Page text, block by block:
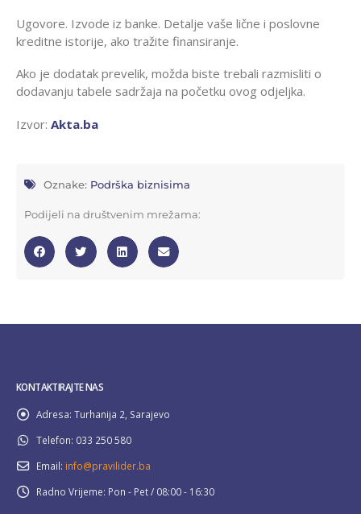
Ugovore. Izvode iz banke. Detalje vaše lične i poslovne
kreditne istorije, ako tražite finansiranje.
Ako je dodatak prevelik, možda biste trebali razmisliti o
dodavanju tabele sadržaja na početku ovog odjeljka.
Izvor: Akta.ba
Oznake: Podrška biznisima
Podijeli na društvenim mrežama:
KONTAKTIRAJTE NAS
Adresa: Turhanija 2, Sarajevo
Telefon: 033 250 580
Email: info@pravilider.ba
Radno Vrijeme: Pon - Pet / 08:00 - 16:30